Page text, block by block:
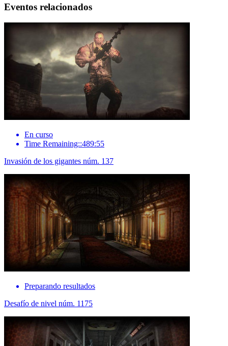
Eventos relacionados
En curso
Time Remaining::489:55
Invasión de los gigantes núm. 137
Preparando resultados
Desafío de nivel núm. 1175